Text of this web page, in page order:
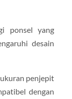
ponsel yang
desain
penjepit
dengan